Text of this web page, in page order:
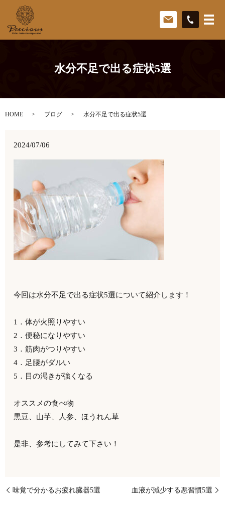
水分不足で出る症状5選
HOME ブログ 水分不足で出る症状5選
2024/07/06
今回は水分不足で出る症状5選について紹介します！
1．体が火照りやすい
2．便秘になりやすい
3．筋肉がつりやすい
4．足腰がダルい
5．目の渇きが強くなる
オススメの食べ物
黒豆、山芋、人参、ほうれん草
是非、参考にしてみて下さい！
味覚で分かるお疲れ臓器5選 血液が減少する悪習慣5選